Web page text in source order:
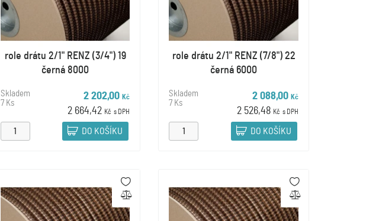
role drátu 2/1" RENZ (3/4") 19
černá 8000
Skladem
7 Ks
2 202,00Kč
2 664,42 Kč s DPH
DO KOŠÍKU
role drátu 2/1" RENZ (7/8") 22
černá 6000
Skladem
7 Ks
2 088,00Kč
2 526,48 Kč s DPH
DO KOŠÍKU